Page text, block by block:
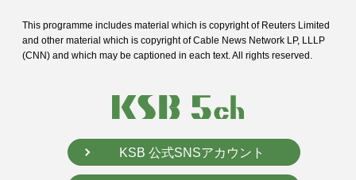
This programme includes material which is copyright of Reuters Limited
and other material which is copyright of Cable News Network LP, LLLP
(CNN) and which may be captioned in each text. All rights reserved.
KSB 公式SNSアカウント